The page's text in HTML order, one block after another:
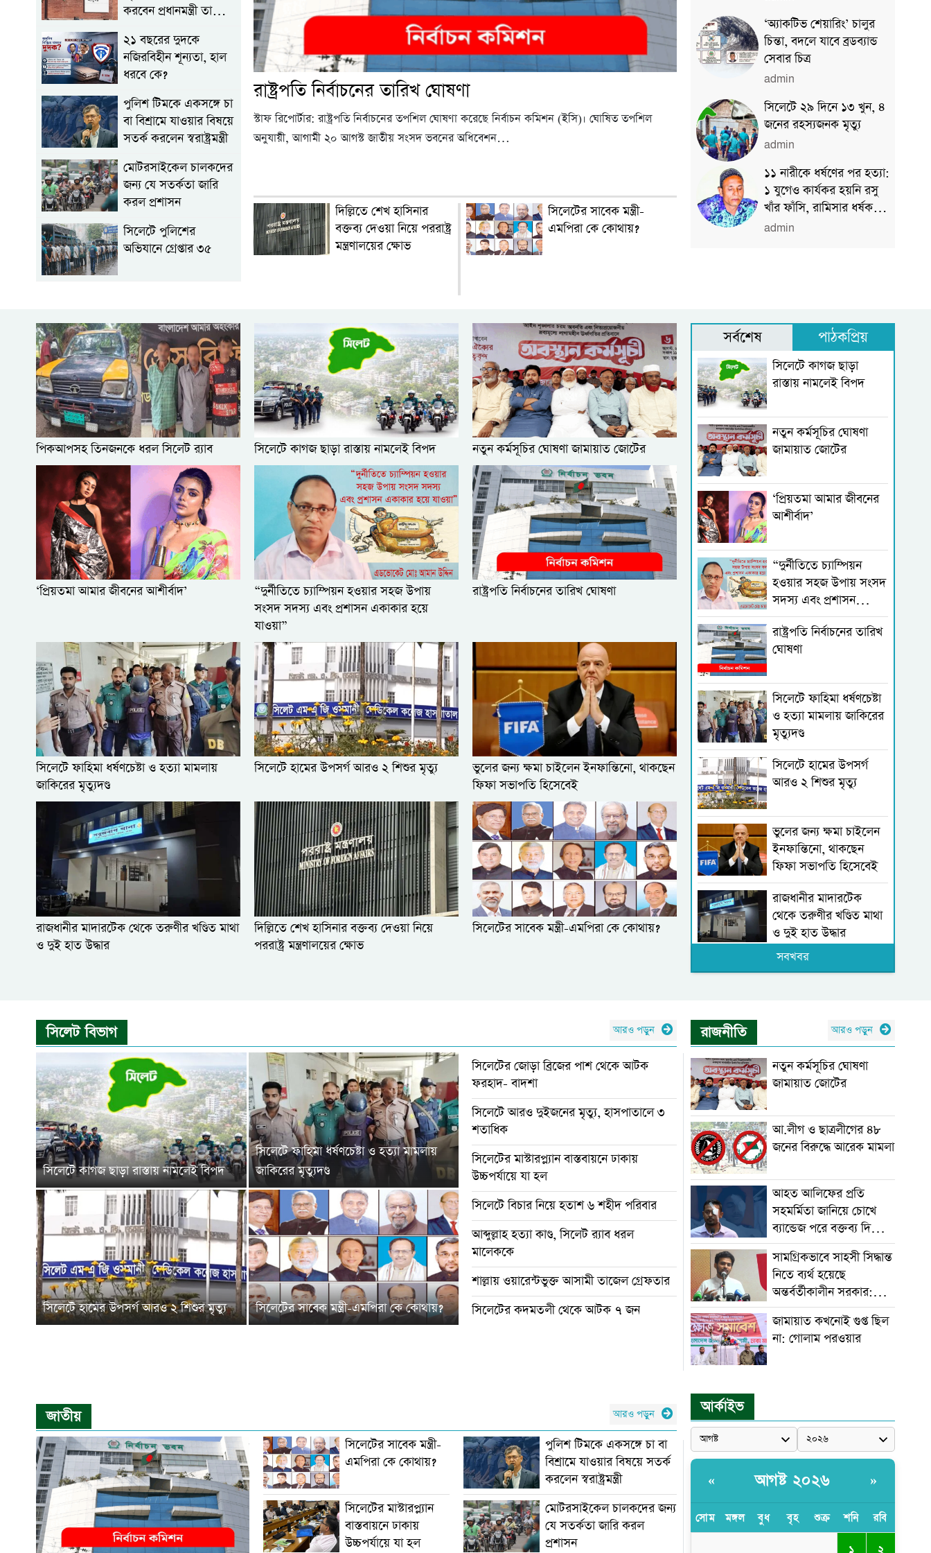
করবেন প্রধানমন্ত্রী তারেক
২১ বছরের দুদকে
নজিরবিহীন শূন্যতা, হাল
ধরবে কে?
পুলিশ টিমকে একসঙ্গে চা
বা বিশ্রামে যাওয়ার বিষয়ে
সতর্ক করলেন স্বরাষ্ট্রমন্ত্রী
মোটরসাইকেল চালকদের
জন্য যে সতর্কতা জারি
করল প্রশাসন
সিলেটে পুলিশের
অভিযানে গ্রেপ্তার ৩৫
রাষ্ট্রপতি নির্বাচনের তারিখ ঘোষণা
স্টাফ রিপোর্টার: রাষ্ট্রপতি নির্বাচনের তপশিল ঘোষণা করেছে নির্বাচন কমিশন (ইসি)। ঘোষিত তপশিল
অনুযায়ী, আগামী ২০ আগস্ট জাতীয় সংসদ ভবনের অধিবেশন…
দিল্লিতে শেখ হাসিনার
বক্তব্য দেওয়া নিয়ে পররাষ্ট্র
মন্ত্রণালয়ের ক্ষোভ
সিলেটের সাবেক মন্ত্রী-
এমপিরা কে কোথায়?
‘অ্যাকটিভ শেয়ারিং’ চালুর
চিন্তা, বদলে যাবে ব্রডব্যান্ড
সেবার চিত্র
admin
সিলেটে ২৯ দিনে ১৩ খুন, ৪
জনের রহস্যজনক মৃত্যু
admin
১১ নারীকে ধর্ষণের পর হত্যা:
১ যুগেও কার্যকর হয়নি রসু
খাঁর ফাঁসি, রামিসার ধর্ষক-
খুনির কি হবে?
admin
পিকআপসহ তিনজনকে ধরল সিলেট র‌্যাব সিলেটে কাগজ ছাড়া রাস্তায় নামলেই বিপদ নতুন কর্মসূচির ঘোষণা জামায়াত জোটের
‘প্রিয়তমা আমার জীবনের আশীর্বাদ’
“দুর্নীতিতে চ্যাম্পিয়ন হওয়ার সহজ উপায়
সংসদ সদস্য এবং প্রশাসন একাকার হয়ে
যাওয়া”
রাষ্ট্রপতি নির্বাচনের তারিখ ঘোষণা
সিলেটে ফাহিমা ধর্ষণচেষ্টা ও হত্যা মামলায়
জাকিরের মৃত্যুদণ্ড
সিলেটে হামের উপসর্গ আরও ২ শিশুর মৃত্যু
ভুলের জন্য ক্ষমা চাইলেন ইনফান্তিনো, থাকছেন
ফিফা সভাপতি হিসেবেই
রাজধানীর মাদারটেক থেকে তরুণীর খণ্ডিত মাথা
ও দুই হাত উদ্ধার
দিল্লিতে শেখ হাসিনার বক্তব্য দেওয়া নিয়ে
পররাষ্ট্র মন্ত্রণালয়ের ক্ষোভ
সিলেটের সাবেক মন্ত্রী-এমপিরা কে কোথায়?
সর্বশেষ পাঠকপ্রিয়
সিলেটে কাগজ ছাড়া
রাস্তায় নামলেই বিপদ
নতুন কর্মসূচির ঘোষণা
জামায়াত জোটের
‘প্রিয়তমা আমার জীবনের
আশীর্বাদ’
“দুর্নীতিতে চ্যাম্পিয়ন
হওয়ার সহজ উপায় সংসদ
সদস্য এবং প্রশাসন
একাকার হয়ে যাওয়া”
রাষ্ট্রপতি নির্বাচনের তারিখ
ঘোষণা
সিলেটে ফাহিমা ধর্ষণচেষ্টা
ও হত্যা মামলায় জাকিরের
মৃত্যুদণ্ড
সিলেটে হামের উপসর্গ
আরও ২ শিশুর মৃত্যু
ভুলের জন্য ক্ষমা চাইলেন
ইনফান্তিনো, থাকছেন
ফিফা সভাপতি হিসেবেই
রাজধানীর মাদারটেক
থেকে তরুণীর খণ্ডিত মাথা
ও দুই হাত উদ্ধার
দিল্লিতে শেখ হাসিনার
সবখবর
সিলেট বিভাগ আরও পড়ুন
সিলেটে কাগজ ছাড়া রাস্তায় নামলেই বিপদ
সিলেটে ফাহিমা ধর্ষণচেষ্টা ও হত্যা মামলায়
জাকিরের মৃত্যুদণ্ড
সিলেটে হামের উপসর্গ আরও ২ শিশুর মৃত্যু সিলেটের সাবেক মন্ত্রী-এমপিরা কে কোথায়?
সিলেটের জোড়া ব্রিজের পাশ থেকে আটক
ফরহাদ- বাদশা
সিলেটে আরও দুইজনের মৃত্যু, হাসপাতালে ৩
শতাধিক
সিলেটের মাস্টারপ্ল্যান বাস্তবায়নে ঢাকায়
উচ্চপর্যায়ে যা হল
সিলেটে বিচার নিয়ে হতাশ ৬ শহীদ পরিবার
আব্দুল্লাহ হত্যা কাণ্ড, সিলেট র‌্যাব ধরল
মালেককে
শাল্লায় ওয়ারেন্টভুক্ত আসামী তাজেল গ্রেফতার
সিলেটের কদমতলী থেকে আটক ৭ জন
রাজনীতি আরও পড়ুন
নতুন কর্মসূচির ঘোষণা
জামায়াত জোটের
আ.লীগ ও ছাত্রলীগের ৪৮
জনের বিরুদ্ধে আরেক মামলা
আহত আলিফের প্রতি
সহমর্মিতা জানিয়ে চোখে
ব্যান্ডেজ পরে বক্তব্য দিলেন
পাটওয়ারী
সামগ্রিকভাবে সাহসী সিদ্ধান্ত
নিতে ব্যর্থ হয়েছে
অন্তর্বর্তীকালীন সরকার:
আসিফ মাহমুদ
জামায়াত কখনোই গুপ্ত ছিল
না: গোলাম পরওয়ার
জাতীয় আরও পড়ুন
সিলেটের সাবেক মন্ত্রী-
এমপিরা কে কোথায়?
সিলেটের মাস্টারপ্ল্যান
বাস্তবায়নে ঢাকায়
উচ্চপর্যায়ে যা হল
পুলিশ টিমকে একসঙ্গে চা বা
বিশ্রামে যাওয়ার বিষয়ে সতর্ক
করলেন স্বরাষ্ট্রমন্ত্রী
মোটরসাইকেল চালকদের জন্য
যে সতর্কতা জারি করল
প্রশাসন
আর্কাইভ
« আগষ্ট ২০২৬ »
সোম মঙ্গল বুধ বৃহ শুক্র শনি রবি
১ ২